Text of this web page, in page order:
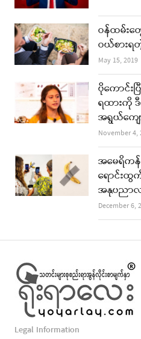
ဝန်ထမ်း
ဝယ်စားရတဲ့
May 15, 2019
ပိုကောင်း
ရထားကို
အရွယ်ကျေ
November 4,
အမေရိကန်
ရောင်း
အနုပညာ
December 6,
Legal Information